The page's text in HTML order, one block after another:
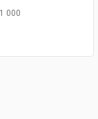
000